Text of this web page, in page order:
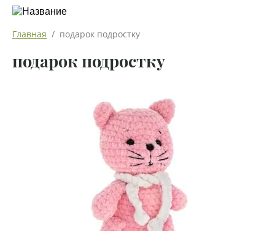
Главная
  /  подарок подростку
подарок подростку